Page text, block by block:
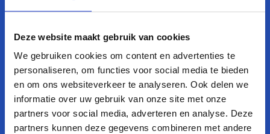
Deze website maakt gebruik van cookies
We gebruiken cookies om content en advertenties te
personaliseren, om functies voor social media te bieden
en om ons websiteverkeer te analyseren. Ook delen we
informatie over uw gebruik van onze site met onze
partners voor social media, adverteren en analyse. Deze
partners kunnen deze gegevens combineren met andere
Expertises
SEO
SEA
Social Media Content
Bekijk al onze expertises